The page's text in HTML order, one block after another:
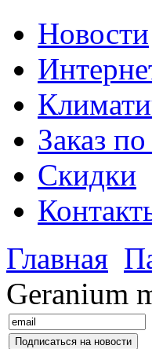
Новости
Заказ
Скидки
Главная
Geranium